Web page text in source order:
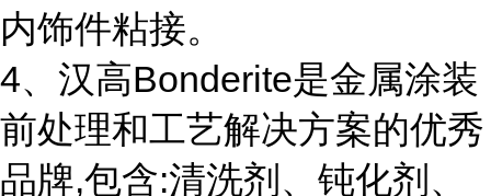
内饰件粘接。
4、汉高Bonderite是金属涂装
前处理和工艺解决方案的优秀
品牌,包含:清洗剂、钝化剂、